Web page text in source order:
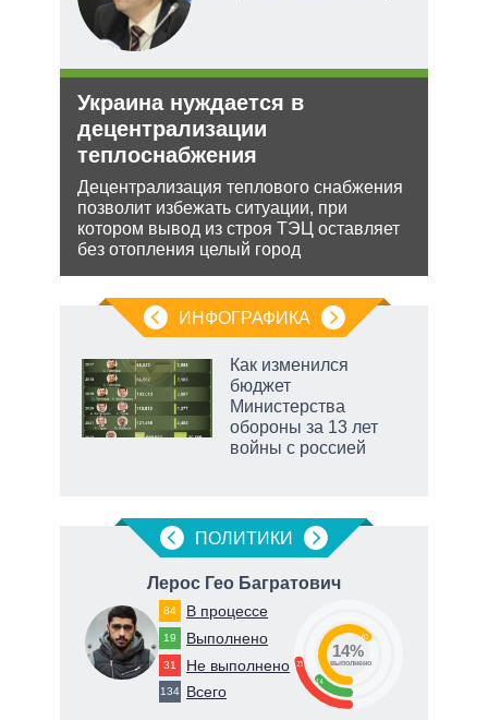
Украина нуждается в
децентрализации
теплоснабжения
Децентрализация теплового снабжения
позволит избежать ситуации, при
котором вывод из строя ТЭЦ оставляет
без отопления целый город
ИНФОГРАФИКА
Как изменился
бюджет
Министерства
обороны за 13 лет
войны с россией
ПОЛИТИКИ
Лерос Гео Багратович
84 В процессе
19 Выполнено
31 Не выполнено
134 Всего
23
14
63
14%
выполнено